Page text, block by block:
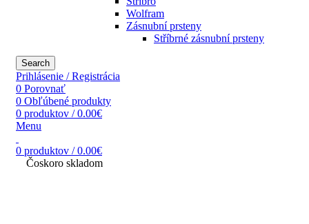
Wolfram
Zásnubní prsteny
Stříbrné zásnubní prsteny
Search
Prihlásenie / Registrácia
0 Porovnať
0 Obľúbené produkty
0 produktov / 0.00€
Menu
0 produktov / 0.00€
Čoskoro skladom